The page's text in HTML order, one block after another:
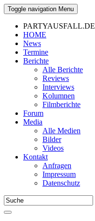
Toggle navigation Menu
PARTYAUSFALL.DE
HOME
News
Termine
Berichte
Alle Berichte
Reviews
Interviews
Kolumnen
Filmberichte
Forum
Media
Alle Medien
Bilder
Videos
Kontakt
Anfragen
Impressum
Datenschutz